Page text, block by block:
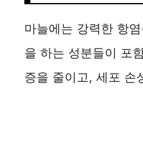
마늘에는 강력한 항
을 하는 성분들이 포
증을 줄이고, 세포 손